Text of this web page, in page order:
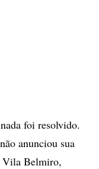
foi resolvido.
anunciou sua
Vila Belmiro,